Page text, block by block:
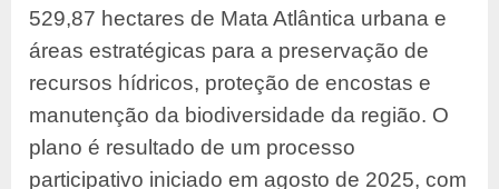
529,87 hectares de Mata Atlântica urbana e
áreas estratégicas para a preservação de
recursos hídricos, proteção de encostas e
manutenção da biodiversidade da região. O
plano é resultado de um processo
participativo iniciado em agosto de 2025, com